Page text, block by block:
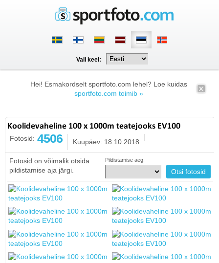
Vali keel:
Hei! Esmakordselt sportfoto.com lehel? Loe kuidas
sportfoto.com toimib »
Koolidevaheline 100 x 1000m teatejooks EV100
Fotosid: 4506 Kuupäev: 18.10.2018
Fotosid on võimalik otsida
pildistamise aja järgi.
Pildistamise aeg: